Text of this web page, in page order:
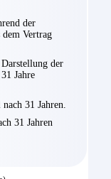
der
Vertrag
der
Jahre
31 Jahren.
31 Jahren